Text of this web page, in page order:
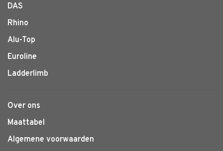
DAS
Rhino
Alu-Top
Euroline
Ladderlimb
Over ons
Maattabel
Algemene voorwaarden